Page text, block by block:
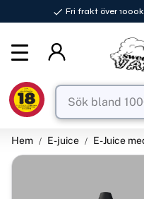
Fri frakt över
Hem E-juice E-Juice